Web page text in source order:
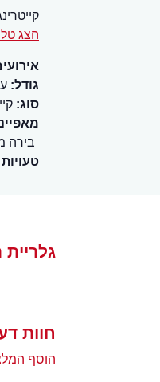
הצג
גודל: עד
סוג:
בירה
גלריית
חוות
הוסף